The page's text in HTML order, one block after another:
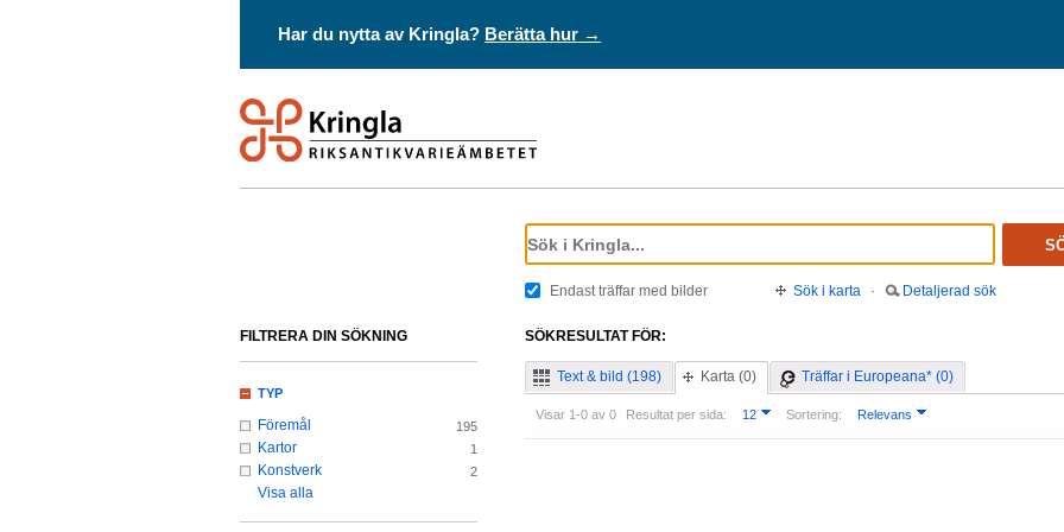
Har du nytta av Kringla? Berätta hur →
Endast träffar med bilder Sök i karta · Detaljerad sök
SÖKRESULTAT FÖR:
Text & bild (198) Karta (0) Träffar i Europeana* (0)
Visar 1-0 av 0 Resultat per sida: 12 Sortering: Relevans
FILTRERA DIN SÖKNING
TYP
Föremål 195
Kartor 1
Konstverk 2
Visa alla